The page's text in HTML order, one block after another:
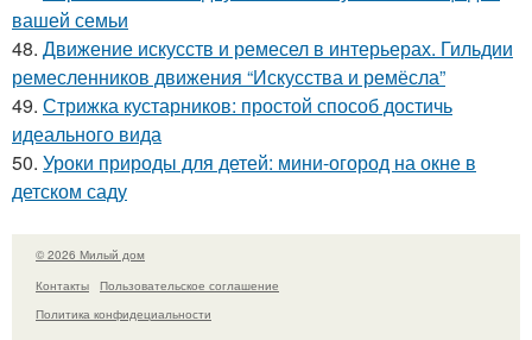
вашей семьи
48. Движение искусств и ремесел в интерьерах. Гильдии
ремесленников движения “Искусства и ремёсла”
49. Стрижка кустарников: простой способ достичь
идеального вида
50. Уроки природы для детей: мини-огород на окне в
детском саду
© 2026 Милый дом
Контакты
Пользовательское соглашение
Политика конфидециальности